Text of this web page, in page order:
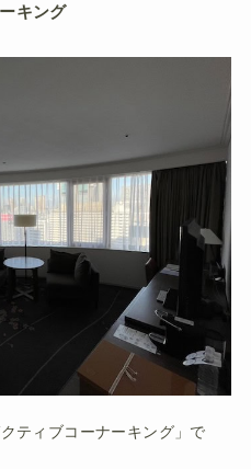
キング
ティブコーナーキング」で